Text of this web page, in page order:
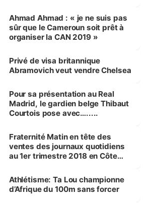
Ahmad Ahmad : « je ne suis pas
sûr que le Cameroun soit prêt à
organiser la CAN 2019 »
Privé de visa britannique
Abramovich veut vendre Chelsea
Pour sa présentation au Real
Madrid, le gardien belge Thibaut
Courtois pose avec….....
Fraternité Matin en tête des
ventes des journaux quotidiens
au 1er trimestre 2018 en Côte
Athlétisme: Ta Lou championne
d’Afrique du 100m sans forcer